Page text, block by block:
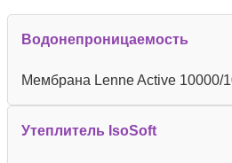
Водонепроницаемость
Мембрана Lenne Active 10000/
Утеплитель IsoSoft